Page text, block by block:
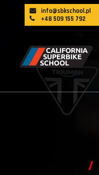
info@sbkschool.pl
+48 509 155 792